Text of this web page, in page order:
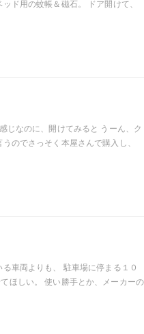
ド用の蚊帳＆磁石。 ドア開けて、
じなのに、開けてみると うーん、ク
のでさっそく本屋さんで購入し、
車両よりも、 駐車場に停まる１０
ほしい。 使い勝手とか、メーカーの